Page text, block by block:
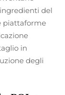
del
piattaforme
in
degli